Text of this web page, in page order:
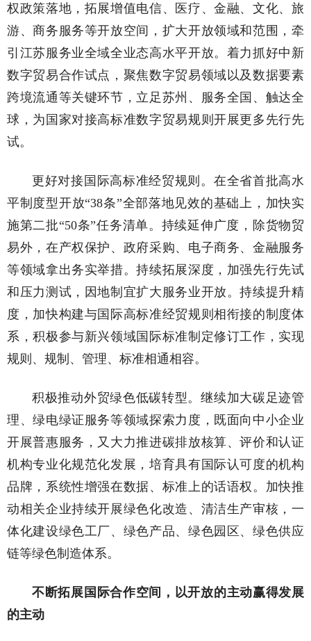
权政策落地，拓展增值电信、医疗、金融、文化、旅
游、商务服务等开放空间，扩大开放领域和范围，牵
引江苏服务业全域全业态高水平开放。着力抓好中新
数字贸易合作试点，聚焦数字贸易领域以及数据要素
跨境流通等关键环节，立足苏州、服务全国、触达全
球，为国家对接高标准数字贸易规则开展更多先行先
试。
更好对接国际高标准经贸规则。在全省首批高水
平制度型开放“38条”全部落地见效的基础上，加快实
施第二批“50条”任务清单。持续延伸广度，除货物贸
易外，在产权保护、政府采购、电子商务、金融服务
等领域拿出务实举措。持续拓展深度，加强先行先试
和压力测试，因地制宜扩大服务业开放。持续提升精
度，加快构建与国际高标准经贸规则相衔接的制度体
系，积极参与新兴领域国际标准制定修订工作，实现
规则、规制、管理、标准相通相容。
积极推动外贸绿色低碳转型。继续加大碳足迹管
理、绿电绿证服务等领域探索力度，既面向中小企业
开展普惠服务，又大力推进碳排放核算、评价和认证
机构专业化规范化发展，培育具有国际认可度的机构
品牌，系统性增强在数据、标准上的话语权。加快推
动相关企业持续开展绿色化改造、清洁生产审核，一
体化建设绿色工厂、绿色产品、绿色园区、绿色供应
链等绿色制造体系。
不断拓展国际合作空间，以开放的主动赢得发展
的主动